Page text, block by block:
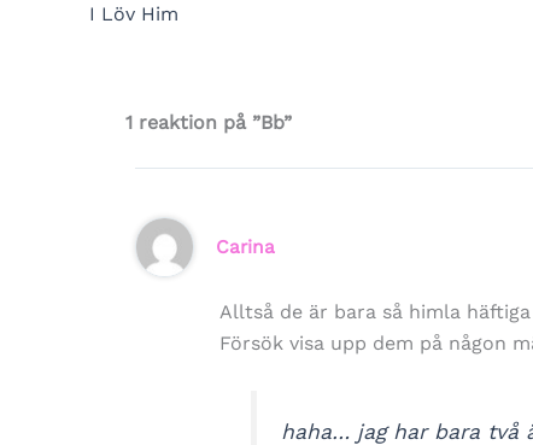
I Löv Him
1 reaktion på ”Bb”
Carina
Alltså de är bara så himla
Försök visa upp dem på någon
haha… jag har bara två